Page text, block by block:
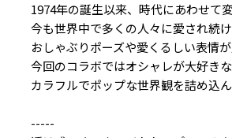
1974年の誕生以来、時代にあわせて
今も世界中で多くの人々に愛され続
おしゃぶりポーズや愛くるしい表情
今回のコラボではオシャレが大好き
カラフルでポップな世界観を詰め込
-----